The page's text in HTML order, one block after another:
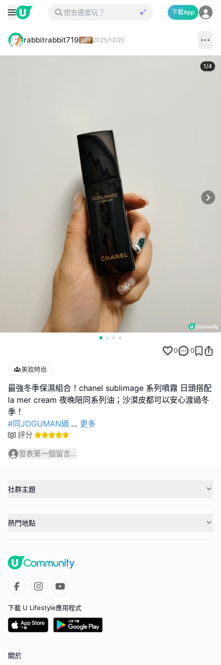
下載App
rabbitrabbit719 2025/12/20
1/4
0 0
美妝時尚
最強冬季保濕組合！chanel sublimage 系列噴霧 日頭搭配
la mer cream 夜晚陪同系列油；沙漠皮都可以安心渡過冬
#同JOGUMAN過 ... 更多
評分
發表第一個留言...
社群主題
熱門地點
下載 U Lifestyle應用程式
關於